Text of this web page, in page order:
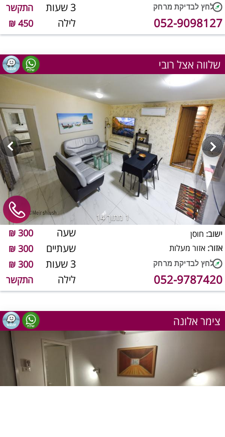
3 שעות התקשר
לילה 450 ₪ 052-9098127
שלווה אצל רובי
1מתוך 14
שעה 300 ₪
שעתיים 300 ₪
3 שעות 300 ₪
לילה התקשר
ישוב: חוסן
אזור: אזור מעלות
052-9787420
צימר אלונה